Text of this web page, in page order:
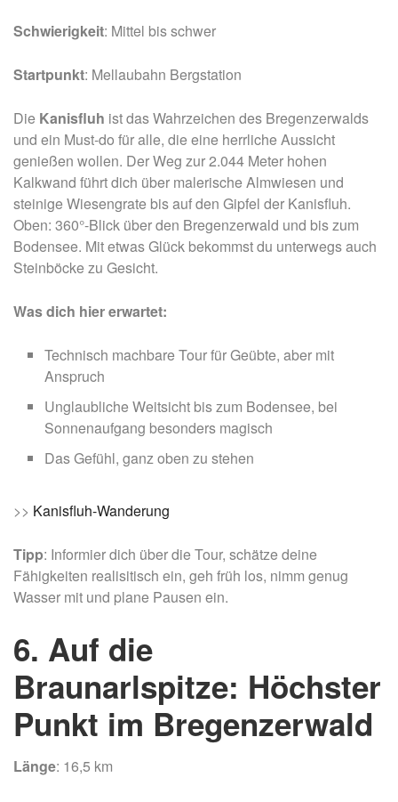
Schwierigkeit: Mittel bis schwer
Startpunkt: Mellaubahn Bergstation
Die Kanisfluh ist das Wahrzeichen des Bregenzerwalds
und ein Must-do für alle, die eine herrliche Aussicht
genießen wollen. Der Weg zur 2.044 Meter hohen
Kalkwand führt dich über malerische Almwiesen und
steinige Wiesengrate bis auf den Gipfel der Kanisfluh.
Oben: 360°-Blick über den Bregenzerwald und bis zum
Bodensee. Mit etwas Glück bekommst du unterwegs auch
Steinböcke zu Gesicht.
Was dich hier erwartet:
Technisch machbare Tour für Geübte, aber mit
Anspruch
Unglaubliche Weitsicht bis zum Bodensee, bei
Sonnenaufgang besonders magisch
Das Gefühl, ganz oben zu stehen
>> Kanisfluh-Wanderung
Tipp: Informier dich über die Tour, schätze deine
Fähigkeiten realisitisch ein, geh früh los, nimm genug
Wasser mit und plane Pausen ein.
6. Auf die
Braunarlspitze: Höchster
Punkt im Bregenzerwald
Länge: 16,5 km